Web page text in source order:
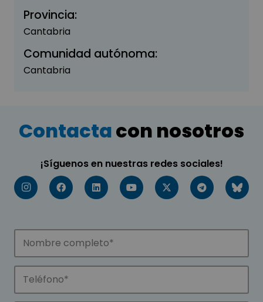
Provincia:
Cantabria
Comunidad autónoma:
Cantabria
Contactacon nosotros
¡Síguenos en nuestras redes sociales!